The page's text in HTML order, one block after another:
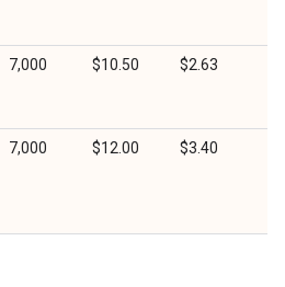
7,000 $10.50 $2.63
7,000 $12.00 $3.40